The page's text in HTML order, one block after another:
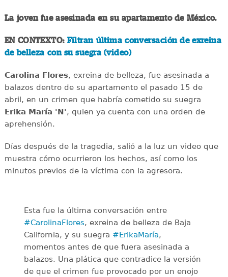
La joven fue asesinada en su apartamento de México.
EN CONTEXTO:Filtran última conversación de exreina
de belleza con su suegra (video)
Carolina Flores, exreina de belleza, fue asesinada a
balazos dentro de su apartamento el pasado 15 de
abril, en un crimen que habría cometido su suegra
Erika María 'N', quien ya cuenta con una orden de
aprehensión.
Días después de la tragedia, salió a la luz un video que
muestra cómo ocurrieron los hechos, así como los
minutos previos de la víctima con la agresora.
Esta fue la última conversación entre
#CarolinaFlores, exreina de belleza de Baja
California, y su suegra #ErikaMaría,
momentos antes de que fuera asesinada a
balazos. Una plática que contradice la versión
de que el crimen fue provocado por un enojo